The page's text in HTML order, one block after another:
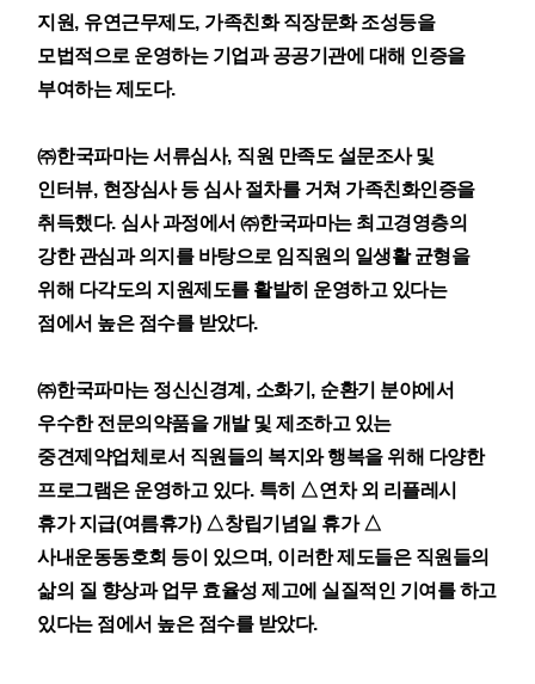
지원, 유연근무제도, 가족친화 직장문화 조성등을
모법적으로 운영하는 기업과 공공기관에 대해 인증을
부여하는 제도다.
㈜한국파마는 서류심사, 직원 만족도 설문조사 및
인터뷰, 현장심사 등 심사 절차를 거쳐 가족친화인증을
취득했다.심사 과정에서㈜한국파마는 최고경영층의
강한 관심과 의지를 바탕으로 임직원의 일생활 균형을
위해 다각도의 지원제도를 활발히 운영하고 있다는
점에서 높은 점수를 받았다.
㈜한국파마는 정신신경계 , 소화기 , 순환기 분야에서
우수한 전문의약품을 개발 및 제조하고 있는
중견제약업체로서 직원들의 복지와 행복을 위해 다양한
프로그램은 운영하고 있다. 특히 △연차 외 리플레시
휴가 지급(여름휴가) △창립기념일 휴가 △
사내운동동호회 등이 있으며, 이러한 제도들은 직원들의
삶의 질 향상과 업무 효율성 제고에 실질적인 기여를 하고
있다는 점에서 높은 점수를 받았다.